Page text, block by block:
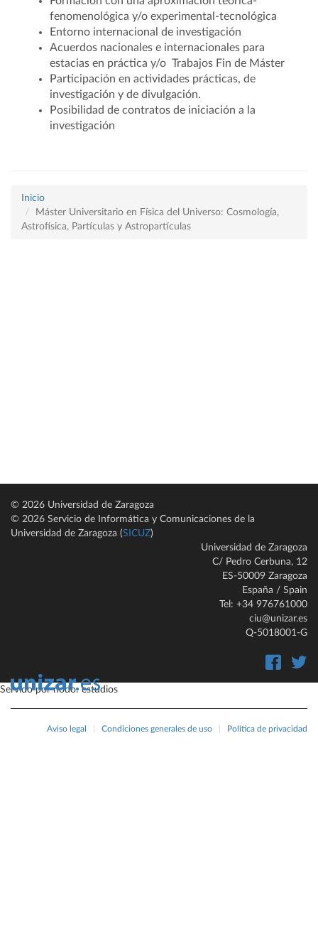
fenomenológica y/o experimental-tecnológica
Entorno internacional de investigación
Acuerdos nacionales e internacionales para
estacias en práctica y/o Trabajos Fin de Máster
Participación en actividades prácticas, de
investigación y de divulgación.
Posibilidad de contratos de iniciación a la
investigación
Inicio
Máster Universitario en Física del Universo: Cosmología,
Astrofísica, Partículas y Astropartículas
© 2026 Universidad de Zaragoza
© 2026 Servicio de Informática y Comunicaciones de la
Universidad de Zaragoza (SICUZ)
Universidad de Zaragoza
C/ Pedro Cerbuna, 12
ES-50009 Zaragoza
España / Spain
Tel: +34 976761000
ciu@unizar.es
Q-5018001-G
Aviso legal Condiciones generales de uso Política de privacidad
Servido por nodo: estudios